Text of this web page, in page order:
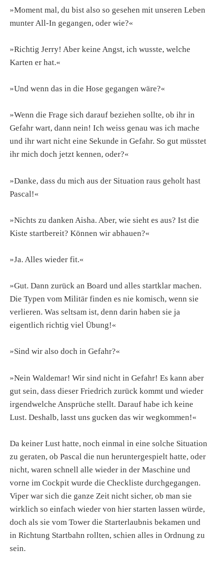
»Moment mal, du bist also so gesehen mit unseren Leben
munter All-In gegangen, oder wie?«
»Richtig Jerry! Aber keine Angst, ich wusste, welche
Karten er hat.«
»Und wenn das in die Hose gegangen wäre?«
»Wenn die Frage sich darauf beziehen sollte, ob ihr in
Gefahr wart, dann nein! Ich weiss genau was ich mache
und ihr wart nicht eine Sekunde in Gefahr. So gut müsstet
ihr mich doch jetzt kennen, oder?«
»Danke, dass du mich aus der Situation raus geholt hast
Pascal!«
»Nichts zu danken Aisha. Aber, wie sieht es aus? Ist die
Kiste startbereit? Können wir abhauen?«
»Ja. Alles wieder fit.«
»Gut. Dann zurück an Board und alles startklar machen.
Die Typen vom Militär finden es nie komisch, wenn sie
verlieren. Was seltsam ist, denn darin haben sie ja
eigentlich richtig viel Übung!«
»Sind wir also doch in Gefahr?«
»Nein Waldemar! Wir sind nicht in Gefahr! Es kann aber
gut sein, dass dieser Friedrich zurück kommt und wieder
irgendwelche Ansprüche stellt. Darauf habe ich keine
Lust. Deshalb, lasst uns gucken das wir wegkommen!«
Da keiner Lust hatte, noch einmal in eine solche Situation
zu geraten, ob Pascal die nun heruntergespielt hatte, oder
nicht, waren schnell alle wieder in der Maschine und
vorne im Cockpit wurde die Checkliste durchgegangen.
Viper war sich die ganze Zeit nicht sicher, ob man sie
wirklich so einfach wieder von hier starten lassen würde,
doch als sie vom Tower die Starterlaubnis bekamen und
in Richtung Startbahn rollten, schien alles in Ordnung zu
sein.